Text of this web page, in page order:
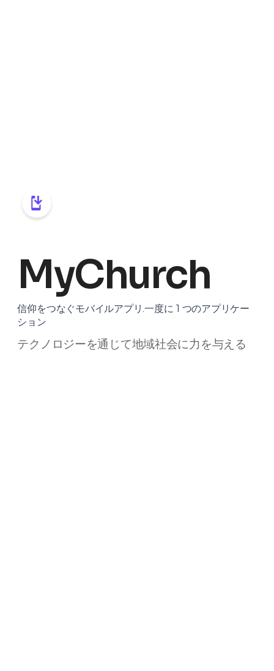
MyChurch
信仰をつなぐモバイルアプリ.一度に 1 つのアプリケー
ション
テクノロジーを通じて地域社会に力を与える